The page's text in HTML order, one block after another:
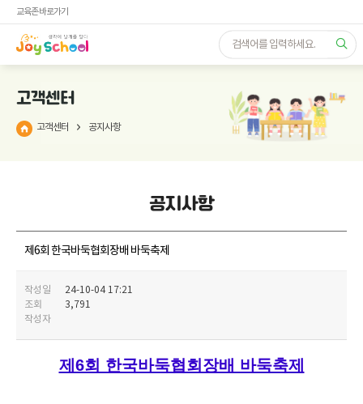
교육존 바로가기
고객센터
고객센터 공지사항
공지사항
제6회 한국바둑협회장배 바둑축제
작성일
24-10-04 17:21
조회
3,791
작성자
제6회 한국바둑협회장배 바둑축제